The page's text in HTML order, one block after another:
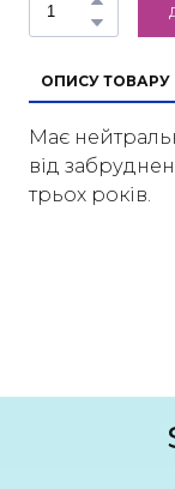
ОПИСУ ТОВАРУ
Має
від
трьох років.